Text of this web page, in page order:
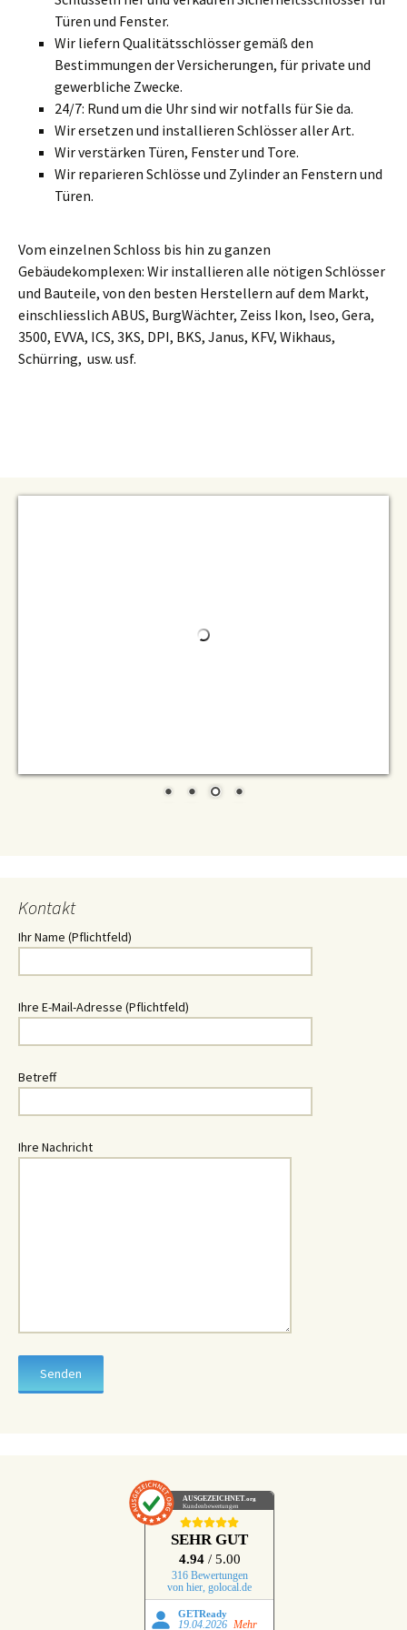
Türen und Fenster.
Wir liefern Qualitätsschlösser gemäß den
Bestimmungen der Versicherungen, für private und
gewerbliche Zwecke.
24/7: Rund um die Uhr sind wir notfalls für Sie da.
Wir ersetzen und installieren Schlösser aller Art.
Wir verstärken Türen, Fenster und Tore.
Wir reparieren Schlösse und Zylinder an Fenstern und
Türen.
Vom einzelnen Schloss bis hin zu ganzen
Gebäudekomplexen: Wir installieren alle nötigen Schlösser
und Bauteile, von den besten Herstellern auf dem Markt,
einschliesslich ABUS, BurgWächter, Zeiss Ikon, Iseo, Gera,
3500, EVVA, ICS, 3KS, DPI, BKS, Janus, KFV, Wikhaus,
Schürring, usw. usf.
Kontakt
Ihr Name (Pflichtfeld)
Ihre E-Mail-Adresse (Pflichtfeld)
Betreff
Ihre Nachricht
AUSGEZEICHNET.org
Kundenbewertungen
SEHR GUT
4.94 / 5.00
316 Bewertungen
von hier, golocal.de
GETReady
19.04.2026 Mehr